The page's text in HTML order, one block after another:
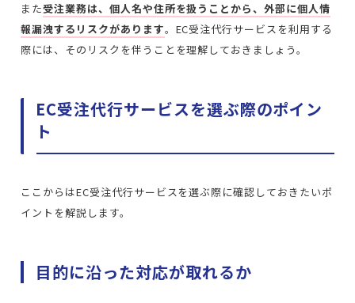
また受注業務は、個人名や住所を扱うことから、外部に個人情
報漏洩するリスクがあります。EC受注代行サービスを利用する
際には、そのリスクを伴うことを理解しておきましょう。
EC受注代行サービスを選ぶ際のポイン
ト
ここからはEC受注代行サービスを選ぶ際に確認しておきたいポ
イントを解説します。
目的に沿った対応が取れるか